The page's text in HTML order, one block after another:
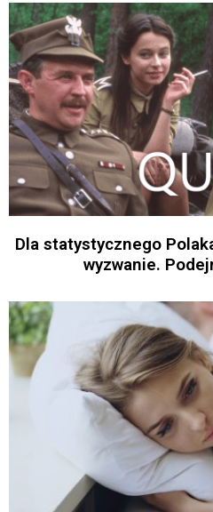
Dla statystycznego
wyzwanie.